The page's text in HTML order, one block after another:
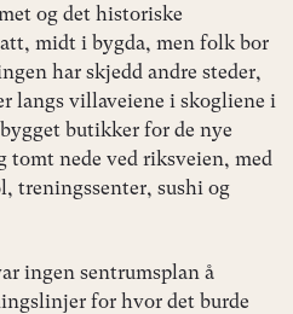
og det historiske
midt i bygda, men folk bor
har skjedd andre steder,
langs villaveiene i skogliene i
butikker for de nye
tomt nede ved riksveien, med
treningssenter, sushi og
ingen sentrumsplan å
for hvor det burde